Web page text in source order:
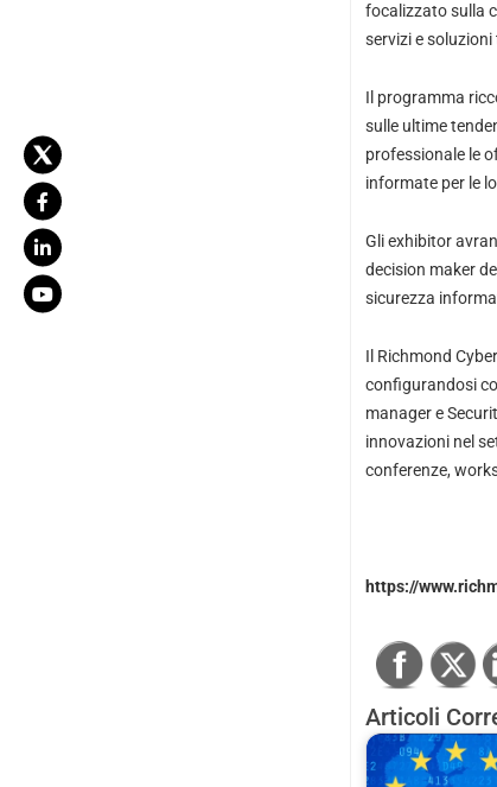
focalizzato sulla
servizi e
Il programma
sulle ultime
professionale le
informate per le
Gli exhibitor
decision maker
sicurezza
Il Richmond
configurandosi
manager e
innovazioni nel
conferenze,
https://
Articoli